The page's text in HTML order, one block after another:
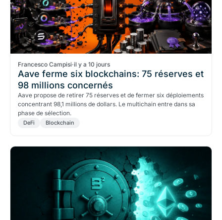
Francesco Campisi·il y a 10 jours
Aave ferme six blockchains: 75 réserves et
98 millions concernés
Aave propose de retirer 75 réserves et de fermer six déploiements
concentrant 98,1 millions de dollars. Le multichain entre dans sa
phase de sélection.
DeFi Blockchain